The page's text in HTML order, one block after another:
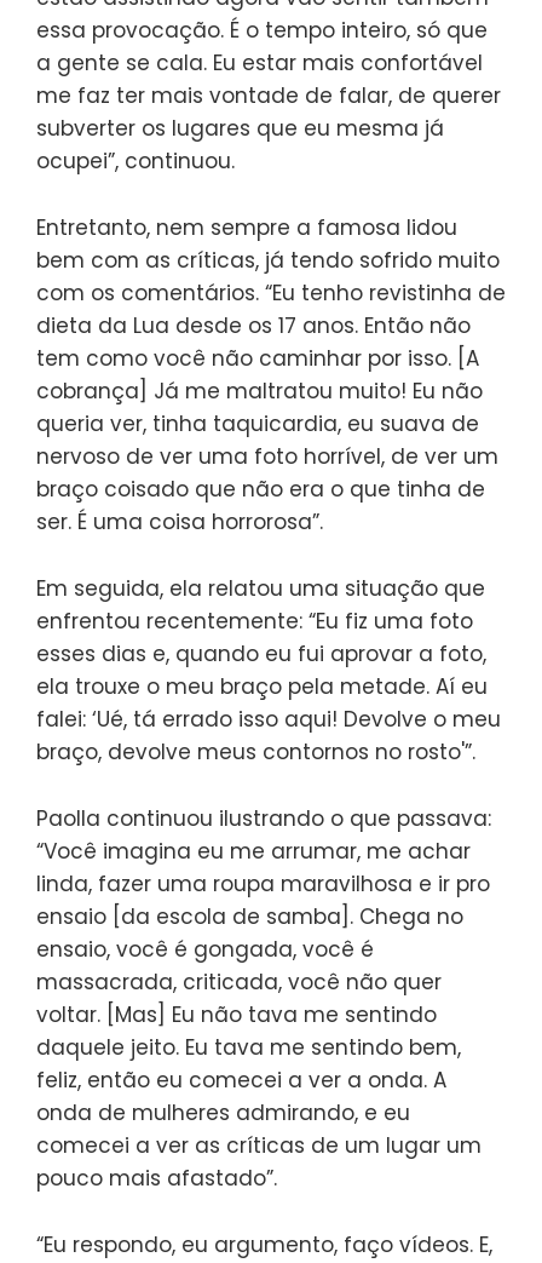
essa provocação. É o tempo inteiro, só que
a gente se cala. Eu estar mais confortável
me faz ter mais vontade de falar, de querer
subverter os lugares que eu mesma já
ocupei”, continuou.
Entretanto, nem sempre a famosa lidou
bem com as críticas, já tendo sofrido muito
com os comentários. “Eu tenho revistinha de
dieta da Lua desde os 17 anos. Então não
tem como você não caminhar por isso. [A
cobrança] Já me maltratou muito! Eu não
queria ver, tinha taquicardia, eu suava de
nervoso de ver uma foto horrível, de ver um
braço coisado que não era o que tinha de
ser. É uma coisa horrorosa”.
Em seguida, ela relatou uma situação que
enfrentou recentemente: “Eu fiz uma foto
esses dias e, quando eu fui aprovar a foto,
ela trouxe o meu braço pela metade. Aí eu
falei: ‘Ué, tá errado isso aqui! Devolve o meu
braço, devolve meus contornos no rosto'”.
Paolla continuou ilustrando o que passava:
“Você imagina eu me arrumar, me achar
linda, fazer uma roupa maravilhosa e ir pro
ensaio [da escola de samba]. Chega no
ensaio, você é gongada, você é
massacrada, criticada, você não quer
voltar. [Mas] Eu não tava me sentindo
daquele jeito. Eu tava me sentindo bem,
feliz, então eu comecei a ver a onda. A
onda de mulheres admirando, e eu
comecei a ver as críticas de um lugar um
pouco mais afastado”.
“Eu respondo, eu argumento, faço vídeos. E,